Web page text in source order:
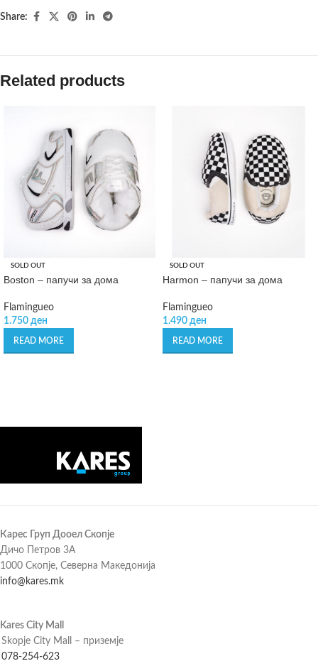
Share:
Related products
SOLD OUT
Boston – папучи за дома
Flamingueo
1.750 ден
READ MORE
SOLD OUT
Harmon – папучи за дома
Flamingueo
1.490 ден
READ MORE
Карес Груп Дооел Скопје
Дичо Петров 3А
1000 Скопје, Северна Македонија
info@kares.mk
Kares City Mall
Skopje City Mall – приземје
078-254-623